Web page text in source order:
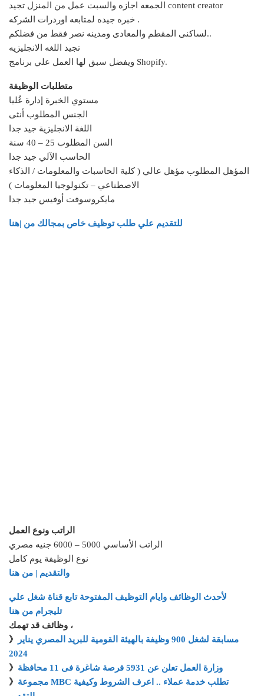
الجمعه اجازه والسبت عمل من المنزل تجيد content creator
خبره جيده لمتابعه اوردرات الشركه .
لساكنى المقطم والمعادى ومدينه نصر فقط من فضلكم..
تجيد اللغه الانجليزيه
ويفضل سبق لها العمل علي برنامج Shopify.
متطلبات الوظيفة
مستوي الخبرة إدارة عُليا
الجنس المطلوب أنثى
اللغة الانجليزية جيد جدا
السن المطلوب 25 – 40 سنة
الحاسب الآلي جيد جدا
المؤهل المطلوب مؤهل عالي ( كلية الحاسبات والمعلومات / الذكاء
الاصطناعي – تكنولوجيا المعلومات )
مايكروسوفت أوفيس جيد جدا
للتقديم علي طلب توظيف خاص بمجالك من |هنا
الراتب ونوع العمل
الراتب الأساسي 5000 – 6000 جنيه مصري
نوع الوظيفة يوم كامل
والتقديم | من هنا
لأحدث الوظائف وايام التوظيف المفتوحة تابع قناة شغل علي
تليجرام من هنا
وظائف قد تهمك ،
》
مسابقة لشغل 900 وظيفة بالهيئة القومية للبريد المصري يناير
2024
》
وزارة العمل تعلن عن 5931 فرصة شاغرة فى 11 محافظة
》 مجموعة MBC تطلب خدمة عملاء .. اعرف الشروط وكيفية